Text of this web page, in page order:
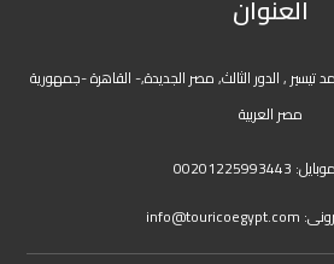
العنوان
2 برج رقم 1 شارع أحمد تيسير , الدور الثالث, مصر الجديدة,- القاهرة -جمهورية
مصر العربية
00201225993443
info@touricoegypt.com